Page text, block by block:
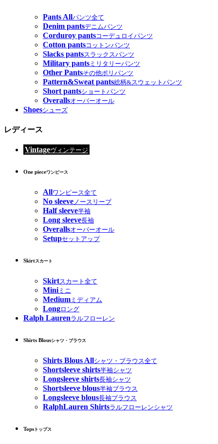
Pants Allパンツ全て
Denim pantsデニムパンツ
Corduroy pantsコーデュロイパンツ
Cotton pantsコットンパンツ
Slacks pantsスラックスパンツ
Military pants ミリタリーパンツ
Other Pantsその他ポリパンツ
Pattern&Sweat pants総柄&スウェットパンツ
Short pantsショートパンツ
Overallsオーバーオール
Shoesシューズ
レディース
Vintageヴィンテージ
One pieceワンピース
Allワンピース全て
No sleeveノースリーブ
Half sleeve半袖
Long sleeve長袖
Overallsオーバーオール
Setupセットアップ
Skirtスカート
Skirtスカート全て
Miniミニ
Medium ミディアム
Longロング
Ralph Laurenラルフローレン
Shirts Blousシャツ・ブラウス
Shirts Blous Allシャツ・ブラウス全て
Shortsleeve shirts半袖シャツ
Longsleeve shirts長袖シャツ
Shortsleeve blous半袖ブラウス
Longsleeve blous長袖ブラウス
RalphLauren Shirtsラルフローレンシャツ
Tops トップス